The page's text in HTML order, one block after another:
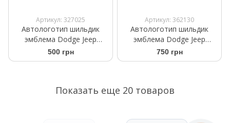
Артикул: 327025
Автологотип шильдик
эмблема Dodge Jeep
Chrysler RAM Hemi black
red
500 грн
Артикул: 362130
Автологотип шильдик
эмблема Dodge Jeep
Chrysler 392 Hemi Black red
68216931AA
750 грн
Показать еще 20 товаров